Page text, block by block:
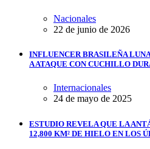
Nacionales
22 de junio de 2026
INFLUENCER BRASILEÑA
A ATAQUE CON CUCHILLO
Internacionales
24 de mayo de 2025
ESTUDIO REVELA QUE LA
12,800 KM² DE HIELO EN LOS